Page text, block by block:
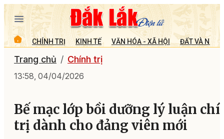
CHÍNH TRỊ KINH TẾ VĂN HÓA - XÃ HỘI ĐẤT VÀ
Trang chủ Chính trị
13:58, 04/04/2026
Bế mạc lớp bồi dưỡng lý luận
trị dành cho đảng viên mới